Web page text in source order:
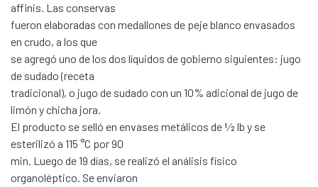
affinis. Las conservas
fueron elaboradas con medallones de peje blanco envasados
en crudo, a los que
se agregó uno de los dos líquidos de gobierno siguientes: jugo
de sudado (receta
tradicional), o jugo de sudado con un 10% adicional de jugo de
limón y chicha jora.
El producto se selló en envases metálicos de 1⁄2 lb y se
esterilizó a 115 °C por 90
min. Luego de 19 días, se realizó el análisis físico
organoléptico. Se enviaron